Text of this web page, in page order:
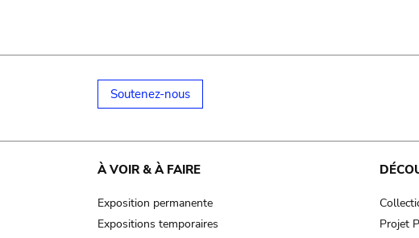
Soutenez-nous
À VOIR & À FAIRE
Exposition permanente
Expositions temporaires
Projet